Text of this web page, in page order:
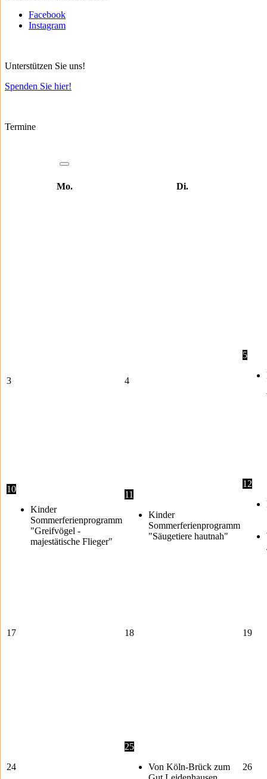
Facebook
Instagram
Unterstützen Sie uns!
Spenden Sie hier!
Termine
Mo. Di.
3 4
5
10
Kinder
Sommerferienprogramm
"Greifvögel -
majestätische Flieger"
11
Kinder
Sommerferienprogramm
"Säugetiere hautnah"
12
17 18 19
24
25
Von Köln-Brück zum
26